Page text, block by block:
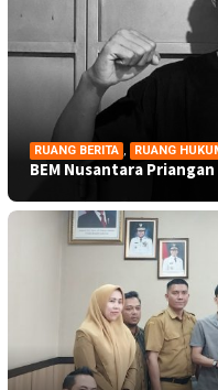
RUANG BERITA , RUANG
BEM Nusantara